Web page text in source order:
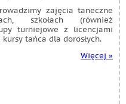
zajęcia taneczne
szkołach (również
turniejowe z licencjami
tańca dla dorosłych.
Więcej »